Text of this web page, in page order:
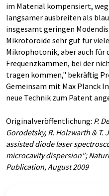
im Material kompensiert,
langsamer ausbreiten als
insgesamt geringen
Mikrotoroide sehr gut für
Mikrophotonik, aber auch für
Frequenzkämmen, bei der
tragen kommen," bekräftig
Gemeinsam mit Max Planck
neue Technik zum Patent
Originalveröffentlichung: P.
Gorodetsky, R. Holzwarth &
assisted diode laser
microcavity dispersion";
Publication, August 2009